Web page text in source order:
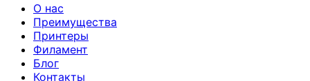
О нас
Преимущества
Принтеры
Филамент
Блог
Контакты